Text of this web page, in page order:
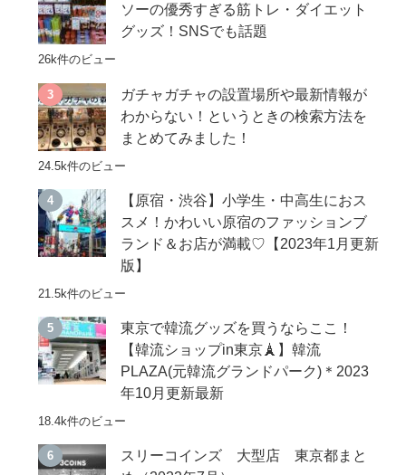
ソーの優秀すぎる筋トレ・ダイエット
グッズ！SNSでも話題
26k件のビュー
ガチャガチャの設置場所や最新情報が
わからない！というときの検索方法を
まとめてみました！
24.5k件のビュー
【原宿・渋谷】小学生・中高生におス
スメ！かわいい原宿のファッションブ
ランド＆お店が満載♡【2023年1月更新
版】
21.5k件のビュー
東京で韓流グッズを買うならここ！
【韓流ショップin東京🗼】韓流
PLAZA(元韓流グランドパーク)＊2023
年10月更新最新
18.4k件のビュー
スリーコインズ 大型店 東京都まと